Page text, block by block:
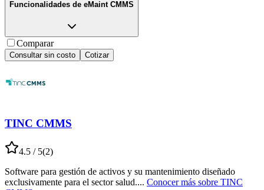
Funcionalidades de eMaint CMMS
Comparar
Consultar sin costo Cotizar
TINC CMMS
4.5 / 5(2)
Software para gestión de activos y su mantenimiento diseñado
exclusivamente para el sector salud.... Conocer más sobre TINC